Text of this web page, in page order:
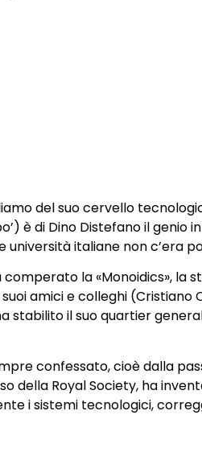
del suo cervello
è di Dino Distefano il genio
italiane non c’era
la «Monoidics», la
amici e colleghi (Cristiano
stabilito il suo quartier
confessato, cioè dalla
della Royal Society, ha
i sistemi tecnologici,